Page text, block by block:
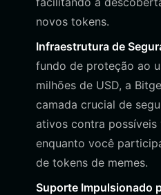
novos tokens.
Infraestrutura de
fundo de proteção ao
milhões de USD, a
camada crucial de
ativos contra possíveis
enquanto você
de tokens de memes.
Suporte Impulsionado